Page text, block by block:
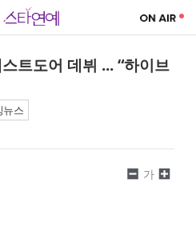
트도어 데뷔 ... “하이브
뉴스
가